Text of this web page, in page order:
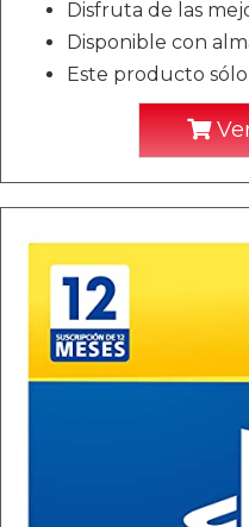
Disfruta de las
Disponible con
Este producto